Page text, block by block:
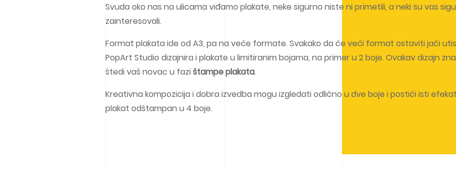
Svuda oko nas na ulicama viđamo plakate, neke sigurno niste ni primetili, a neki su vas
zainteresovali.
Format plakata ide od A3, pa na veće formate. Svakako da će veći format ostaviti jači
PopArt Studio dizajnira i plakate u limitiranim bojama, na primer u 2 boje. Ovakav dizajn
štedi vaš novac u fazi štampe plakata.
Kreativna kompozicija i dobra izvedba mogu izgledati odlično u dve boje i postići isti
plakat odštampan u 4 boje.